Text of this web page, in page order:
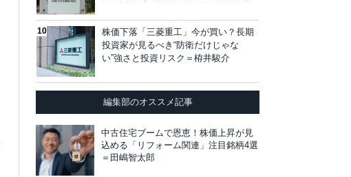
株価下落「三菱重工」今が買い？長期
投資家が見るべき“防衛だけじゃな
い”強さと投資リスク＝栫井駿介
編集部のオススメ記事
中古住宅ブームで恩恵！株価上昇が見
込める「リフォーム関連」注目銘柄4選
＝田嶋智太郎